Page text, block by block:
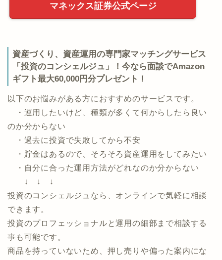
マネックス証券公式ページ
資産づくり、資産運用の専門家マッチングサービス
「投資のコンシェルジュ」！今なら面談でAmazon
ギフト最大60,000円分プレゼント！
以下のお悩みがある方におすすめのサービスです。
・運用したいけど、種類が多くて何からしたら良い
のか分からない
・過去に投資で失敗してから不安
・貯金はあるので、そろそろ資産運用をしてみたい
・自分に合った運用方法がどれなのか分からない
↓ ↓ ↓
投資のコンシェルジュなら、オンラインで気軽に相談
できます。
投資のプロフェッショナルと運用の細部まで相談する
事も可能です。
商品を持っていないため、押し売りや偏った案内にな